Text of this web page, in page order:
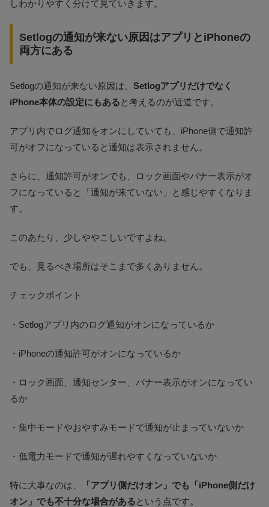
しわかりやすく分けて見ていきます。
Setlogの通知が来ない原因はアプリとiPhoneの
両方にある
Setlogの通知が来ない原因は、 Setlogアプリだけでなく
iPhone本体の設定にもあると考えるのが近道です。
アプリ内でログ通知をオンにしていても、iPhone側で通知許
可がオフになっていると通知は表示されません。
さらに、通知許可がオンでも、ロック画面やバナー表示がオ
フになっていると「通知が来ていない」と感じやすくなりま
す。
このあたり、少しややこしいですよね。
でも、見るべき場所はそこまで多くありません。
チェックポイント
・Setlogアプリ内のログ通知がオンになっているか
・iPhoneの通知許可がオンになっているか
・ロック画面、通知センター、バナー表示がオンになってい
るか
・集中モードやおやすみモードで通知が止まっていないか
・低電力モードで通知が遅れやすくなっていないか
特に大事なのは、
「アプリ側だけオン」でも「iPhone側だけ
オン」でも不十分な場合があるという点です。